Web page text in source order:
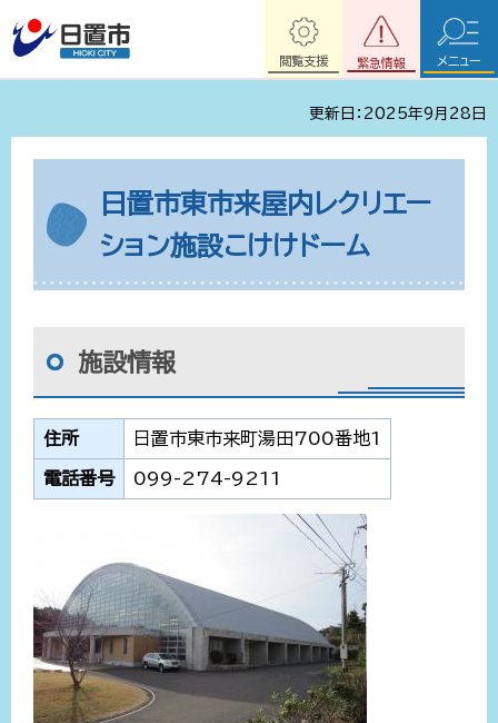
緊急情報
閲覧支援 メニュー
更新日：2025年9月28日
日置市東市来屋内レクリエー
ション施設こけけドーム
施設情報
住所 日置市東市来町湯田700番地1
電話番号 099-274-9211